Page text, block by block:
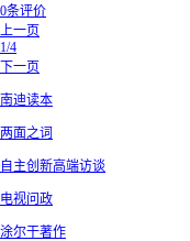
0条评价
上一页
1/4
下一页
南迪读本
两面之词
自主创新高端访谈
电视问政
涂尔干著作